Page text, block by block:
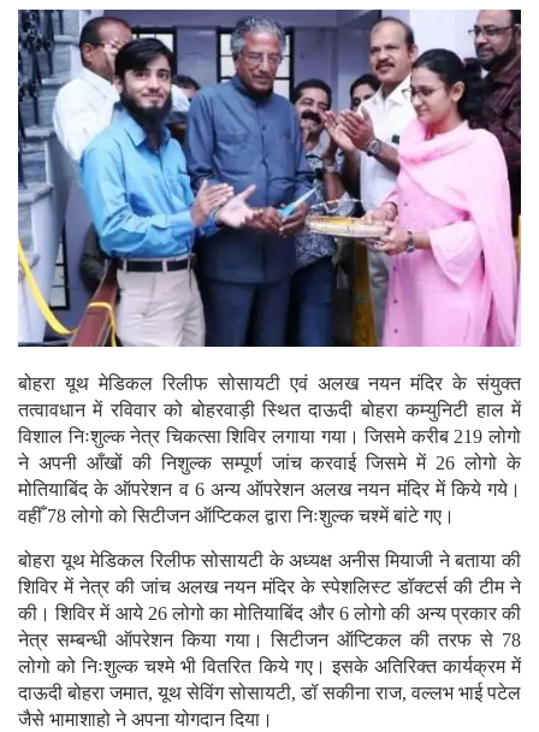
बोहरा यूथ मेडिकल रिलीफ सोसायटी एवं अलख नयन मंदिर के संयुक्त
तत्वावधान में रविवार को बोहरवाड़ी स्थित दाऊदी बोहरा कम्युनिटी हाल में
विशाल निःशुल्क नेत्र चिकत्सा शिविर लगाया गया। जिसमे करीब 219 लोगो
ने अपनी आँखों की निशुल्क सम्पूर्ण जांच करवाई जिसमे में 26 लोगो के
मोतियाबिंद के ऑपरेशन व 6 अन्य ऑपरेशन अलख नयन मंदिर में किये गये।
वहीँ 78 लोगो को सिटीजन ऑप्टिकल द्वारा निःशुल्क चश्में बांटे गए।
बोहरा यूथ मेडिकल रिलीफ सोसायटी के अध्यक्ष अनीस मियाजी ने बताया की
शिविर में नेत्र की जांच अलख नयन मंदिर के स्पेशलिस्ट डॉक्टर्स की टीम ने
की। शिविर में आये 26 लोगो का मोतियाबिंद और 6 लोगो की अन्य प्रकार की
नेत्र सम्बन्धी ऑपरेशन किया गया। सिटीजन ऑप्टिकल की तरफ से 78
लोगो को निःशुल्क चश्मे भी वितरित किये गए। इसके अतिरिक्त कार्यक्रम में
दाऊदी बोहरा जमात, यूथ सेविंग सोसायटी, डॉ सकीना राज, वल्लभ भाई पटेल
जैसे भामाशाहो ने अपना योगदान दिया।